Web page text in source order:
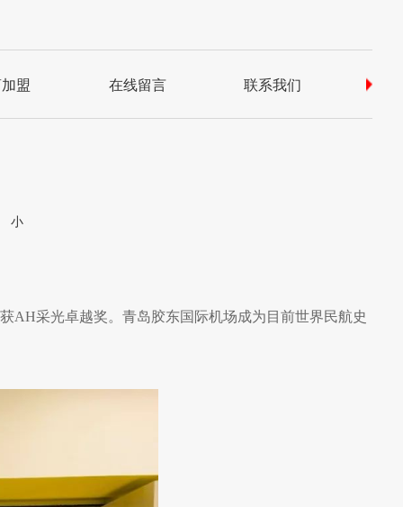
盟 在线留言 联系我们
小
AH采光卓越奖。青岛胶东国际机场成为目前世界民航史